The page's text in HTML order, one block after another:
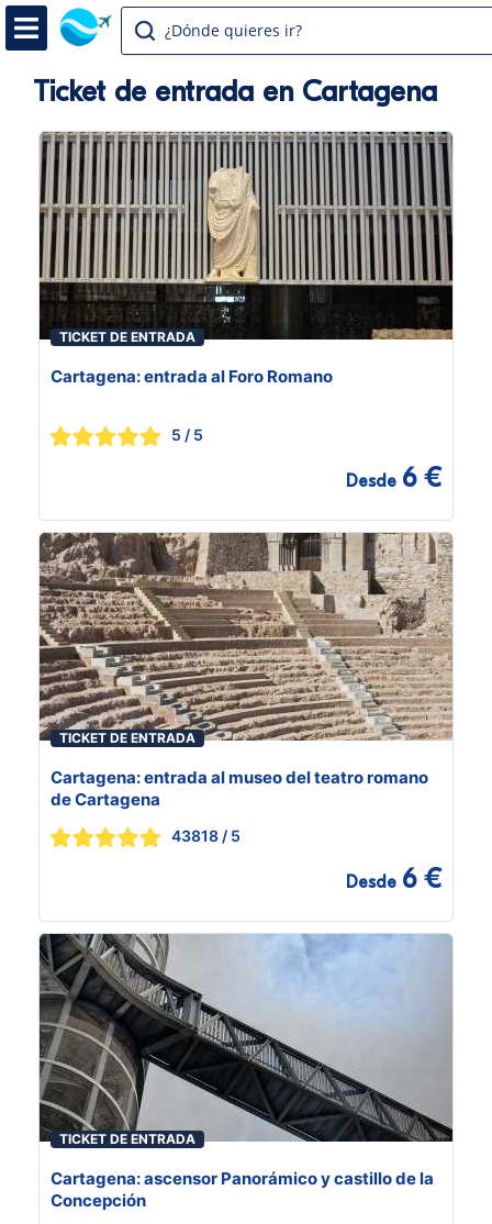
¿Dónde quieres ir?
Ticket de entrada en Cartagena
TICKET DE ENTRADA
Cartagena: entrada al Foro Romano
5 / 5
Desde 6 €
TICKET DE ENTRADA
Cartagena: entrada al museo del teatro romano
de Cartagena
43818 / 5
Desde 6 €
TICKET DE ENTRADA
Cartagena: ascensor Panorámico y castillo de la
Concepción